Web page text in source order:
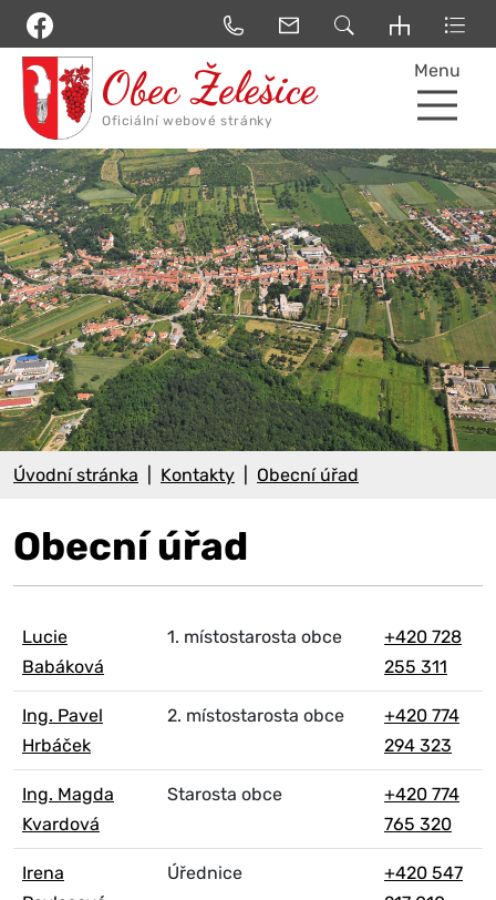
Menu
Úvodní stránka Kontakty Obecní úřad
Obecní úřad
Lucie
Babáková
1. místostarosta obce
+420 728
255 311
Ing. Pavel
Hrbáček
2. místostarosta obce
+420 774
294 323
Ing. Magda
Kvardová
Starosta obce
+420 774
765 320
Irena
Úřednice
+420 547